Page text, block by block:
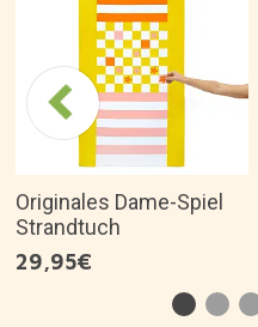
Originales Dame-Spiel
Strandtuch
29,95€